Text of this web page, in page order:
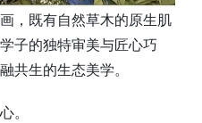
，既有自然草木的原生肌
子的独特审美与匠心巧
共生的生态美学。
。